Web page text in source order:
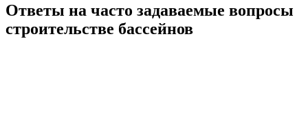
Ответы на часто задаваемые вопросы
строительстве бассейнов